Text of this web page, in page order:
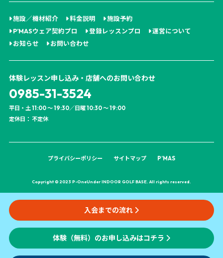
施設／機材紹介 料金説明
施設予約
P’MASウェア契約プロ
登録レッスンプロ
運営について
お知らせ
お問い合わせ
体験レッスン申し込み・店舗へのお問い合わせ
0985-31-3524
平日・土 11:00 ～ 19:30／日曜 10:30 ～ 19:00
定休日： 不定休
プライバシーポリシー サイトマップ P’MAS
Copyright © 2023 P-OneUnder INDOOR GOLF BASE. All rights reserved.
入会までの流れ
体験（無料）のお申し込みはコチラ